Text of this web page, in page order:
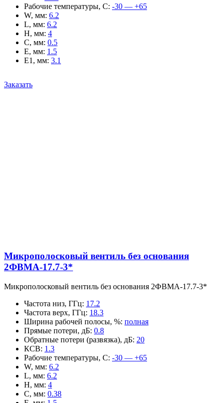
Рабочие температуры, С: -30 — +65
W, мм: 6.2
L, мм: 6.2
H, мм: 4
C, мм: 0.5
E, мм: 1.5
E1, мм: 3.1
Заказать
Микрополосковый вентиль без основания
2ФВМA-17.7-3*
Микрополосковый вентиль без основания 2ФВМA-17.7-3*
Частота низ, ГГц: 17.2
Частота верх, ГГц: 18.3
Ширина рабочей полосы, %: полная
Прямые потери, дБ: 0.8
Обратные потери (развязка), дБ: 20
КСВ: 1.3
Рабочие температуры, С: -30 — +65
W, мм: 6.2
L, мм: 6.2
H, мм: 4
C, мм: 0.38